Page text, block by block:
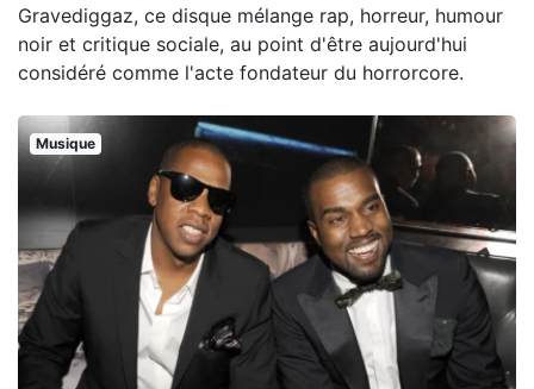
Gravediggaz, ce disque mélange rap, horreur, humour
noir et critique sociale, au point d'être aujourd'hui
considéré comme l'acte fondateur du horrorcore.
Musique